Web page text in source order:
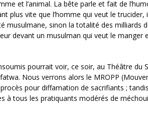
et l’animal. La bête parle et fait de
plus vite que l’homme qui veut le trucider,
musulmane, sinon la totalité des milliards
devant un musulman qui veut le manger
pourrait voir, ce soir, au Théâtre du
Nous verrons alors le MROPP
pour diffamation de sacrifiants ;
à tous les pratiquants modérés de